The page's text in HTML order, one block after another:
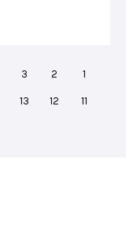
1
2
3
11
12
13